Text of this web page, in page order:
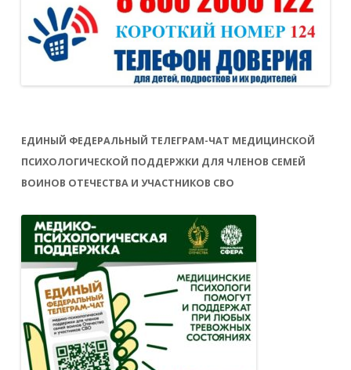
ЕДИНЫЙ ФЕДЕРАЛЬНЫЙ ТЕЛЕГРАМ-ЧАТ МЕДИЦИНСКОЙ
ПСИХОЛОГИЧЕСКОЙ ПОДДЕРЖКИ ДЛЯ ЧЛЕНОВ СЕМЕЙ
ВОИНОВ ОТЕЧЕСТВА И УЧАСТНИКОВ СВО